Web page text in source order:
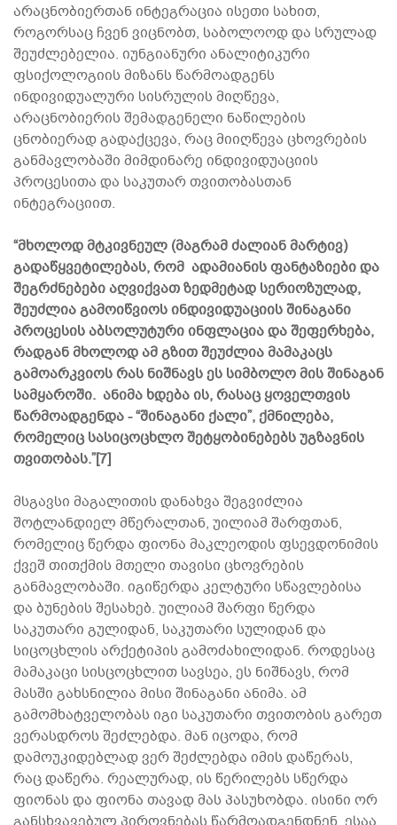
არაცნობიერთან ინტეგრაცია ისეთი სახით,
როგორსაც ჩვენ ვიცნობთ, საბოლოოდ და სრულად
შეუძლებელია. იუნგიანური ანალიტიკური
ფსიქოლოგიის მიზანს წარმოადგენს
ინდივიდუალური სისრულის მიღწევა,
არაცნობიერის შემადგენელი ნაწილების
ცნობიერად გადაქცევა, რაც მიიღწევა ცხოვრების
განმავლობაში მიმდინარე ინდივიდუაციის
პროცესითა და საკუთარ თვითობასთან
ინტეგრაციით.
“მხოლოდ მტკივნეულ (მაგრამ ძალიან მარტივ)
გადაწყვეტილებას, რომ ადამიანის ფანტაზიები და
შეგრძნებები აღვიქვათ ზედმეტად სერიოზულად,
შეუძლია გამოიწვიოს ინდივიდუაციის შინაგანი
პროცესის აბსოლუტური ინფლაცია და შეფერხება,
რადგან მხოლოდ ამ გზით შეუძლია მამაკაცს
გამოარკვიოს რას ნიშნავს ეს სიმბოლო მის შინაგან
სამყაროში. ანიმა ხდება ის, რასაც ყოველთვის
წარმოადგენდა - “შინაგანი ქალი”, ქმნილება,
რომელიც სასიცოცხლო შეტყობინებებს უგზავნის
თვითობას.”[7]
მსგავსი მაგალითის დანახვა შეგვიძლია
შოტლანდიელ მწერალთან, უილიამ შარფთან,
რომელიც წერდა ფიონა მაკლეოდის ფსევდონიმის
ქვეშ თითქმის მთელი თავისი ცხოვრების
განმავლობაში. იგიწერდა კელტური სწავლებისა
და ბუნების შესახებ. უილიამ შარფი წერდა
საკუთარი გულიდან, საკუთარი სულიდან და
სიცოცხლის არქეტიპის გამოძახილიდან. როდესაც
მამაკაცი სისცოცხლით სავსეა, ეს ნიშნავს, რომ
მასში გახსნილია მისი შინაგანი ანიმა. ამ
გამომხატველობას იგი საკუთარი თვითობის გარეთ
ვერასდროს შეძლებდა. მან იცოდა, რომ
დამოუკიდებლად ვერ შეძლებდა იმის დაწერას,
რაც დაწერა. რეალურად, ის წერილებს სწერდა
ფიონას და ფიონა თავად მას პასუხობდა. ისინი ორ